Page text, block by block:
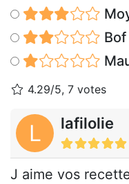
Bof
4.29/5, 7 votes
L lafilolie
J aime vos